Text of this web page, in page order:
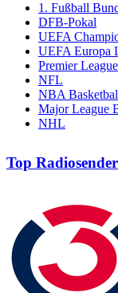
1. Fußball
DFB-Pokal
UEFA
UEFA Europa
Premier League
NFL
NBA
Major League
NHL
Top Radiosender